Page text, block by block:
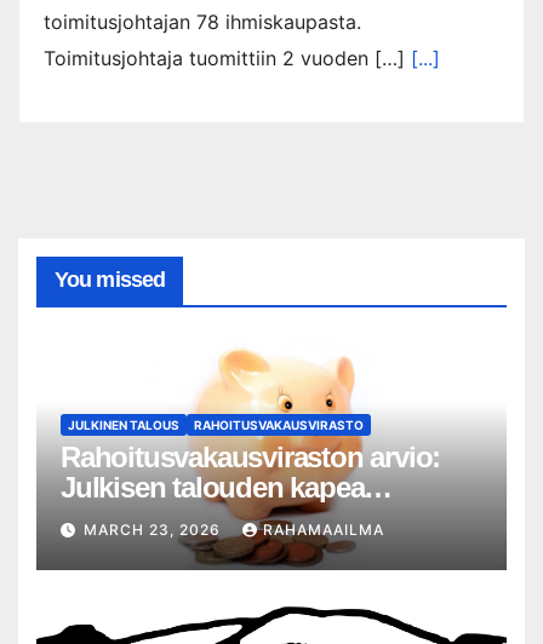
toimitusjohtajan 78 ihmiskaupasta.
Toimitusjohtaja tuomittiin 2 vuoden […] [...]
You missed
JULKINEN TALOUS RAHOITUSVAKAUSVIRASTO
Rahoitusvakausviraston arvio:
Julkisen talouden kapea
liikkumavara korostaa pankkien
kriisivalmiuksien merkitystä
MARCH 23, 2026 RAHAMAAILMA